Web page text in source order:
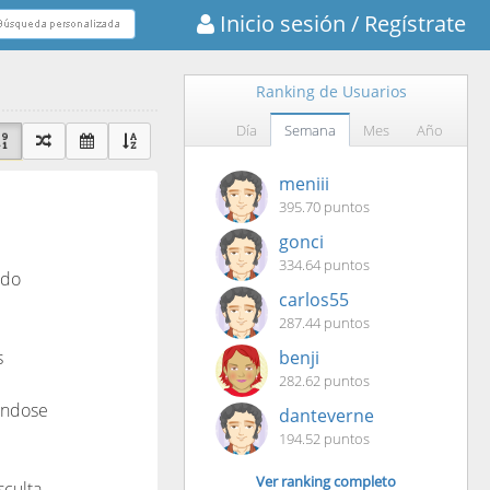
Inicio sesión / Regístrate
Ranking de Usuarios
Día Semana Mes Año
meniii
395.70 puntos
gonci
334.64 puntos
carlos55
287.44 puntos
benji
282.62 puntos
danteverne
194.52 puntos
Ver ranking completo